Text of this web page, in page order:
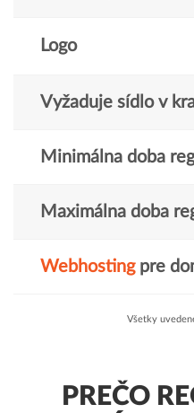
Logo
Vyžaduje sídlo v
Minimálna doba
Maximálna doba
Webhostingpre
Všetky
PREČO